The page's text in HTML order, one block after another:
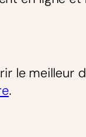
le meilleur
.